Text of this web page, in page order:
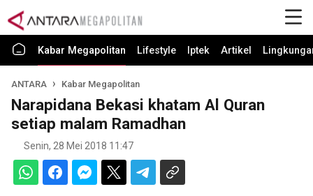
Kabar Megapolitan Lifestyle Iptek Artikel
ANTARA Kabar Megapolitan
Narapidana Bekasi khatam Al Quran
setiap malam Ramadhan
Senin, 28 Mei 2018 11:47